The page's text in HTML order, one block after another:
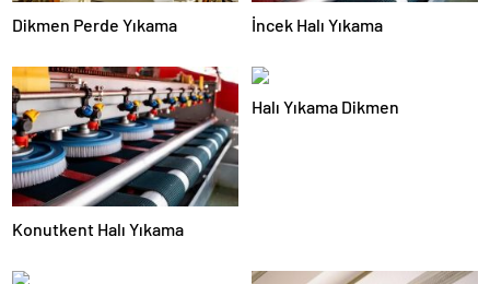
Dikmen Perde Yıkama İncek Halı Yıkama
Konutkent Halı Yıkama
Halı Yıkama Dikmen